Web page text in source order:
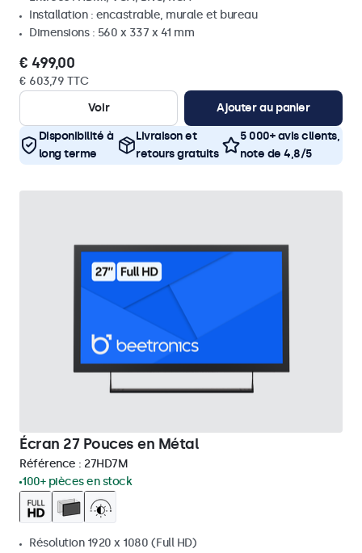
Installation : encastrable, murale et bureau
Dimensions : 560 x 337 x 41 mm
€ 499,00
€ 603,79 TTC
Voir
Ajouter au panier
Disponibilité à
long terme
Livraison et
retours gratuits
5 000+ avis clients,
note de 4,8/5
Écran 27 Pouces en Métal
Référence : 27HD7M
100+ pièces en stock
Résolution 1920 x 1080 (Full HD)